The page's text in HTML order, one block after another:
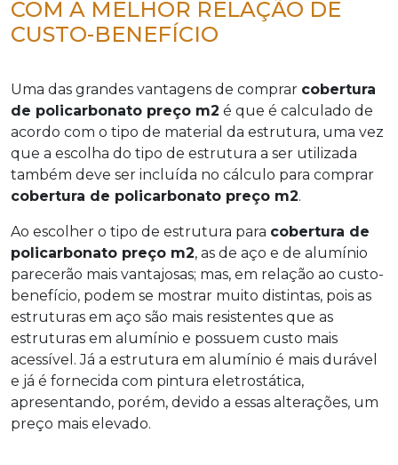
COM A MELHOR RELAÇÃO DE
CUSTO-BENEFÍCIO
Uma das grandes vantagens de comprar cobertura
de policarbonato preço m2 é que é calculado de
acordo com o tipo de material da estrutura, uma vez
que a escolha do tipo de estrutura a ser utilizada
também deve ser incluída no cálculo para comprar
cobertura de policarbonato preço m2.
Ao escolher o tipo de estrutura para cobertura de
policarbonato preço m2, as de aço e de alumínio
parecerão mais vantajosas; mas, em relação ao custo-
benefício, podem se mostrar muito distintas, pois as
estruturas em aço são mais resistentes que as
estruturas em alumínio e possuem custo mais
acessível. Já a estrutura em alumínio é mais durável
e já é fornecida com pintura eletrostática,
apresentando, porém, devido a essas alterações, um
preço mais elevado.